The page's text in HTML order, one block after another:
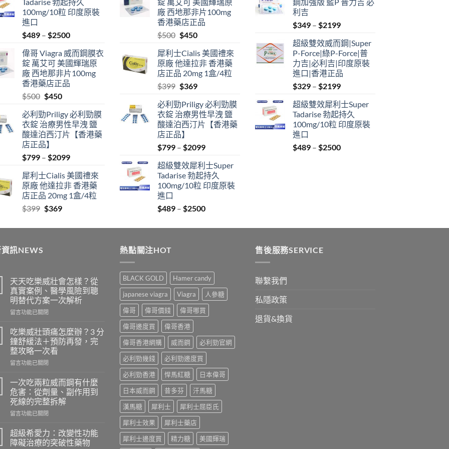
100mg/10粒 印度原裝
進口
$489 – $2500Price
$489
through
$2500
偉哥 Viagra 威而鋼膜衣
錠 萬艾可 美國輝瑞原
廠 西地那非片100mg
香港藥店正品
$500 Original
was:
$500.
$450Current
is:
$450.
必利勁Priligy 必利勁膜
衣錠 治療男性早洩 鹽
酸達泊西汀片【香港藥
店正品】
$799 – $2099Price
$799
through
$2099
犀利士Cialis 美國禮來
原廠 他達拉非 香港藥
店正品 20mg 1盒/4粒
$399 Original
was:
$369Current
is:
廠 西地那非片100mg
香港藥店正品
$500 Original
was:
$500.
$450Current
is:
$450.
犀利士Cialis 美國禮來
原廠 他達拉非 香港藥
店正品 20mg 1盒/4粒
$399 Original
was:
$399.
$369Current
is:
$369.
必利勁Priligy 必利勁膜
衣錠 治療男性早洩 鹽
酸達泊西汀片【香港藥
店正品】
$799 – $2099Price
$799
through
$2099
超級雙效犀利士Super
Tadarise 勃起持久
100mg/10粒 印度原裝
進口
$489 – $2500Price
$489
利吉
$349 – $2199Price
$349
through
$2199
超級雙效威而鋼|Super
P-Force|綠P-Force|普
力吉|必利吉|印度原裝
進口|香港正品
$329 – $2199Price
$329
through
$2199
超級雙效犀利士Super
Tadarise 勃起持久
100mg/10粒 印度原裝
進口
$489 – $2500Price
訊NEWS
天天吃樂威壯會怎樣？從
真實案例、醫學風險到聰
明替代方案一次解析
在
天
吃
樂
威
壯
樣？
從
真
實
例、
醫
學
留言功能已關閉
吃樂威壯頭痛怎麼辦？3 分
鐘舒緩法＋預防再發，完
整攻略一次看
在
威
壯
頭
痛
麼
辦？
3
留言功能已關閉
一次吃兩粒威而鋼有什麼
危害：從劑量、副作用到
死線的完整拆解
在
次
吃
兩
留言功能已關閉
超級希愛力：改變性功能
障礙治療的突破性藥物
熱點關注HOT
BLACK GOLD
Hamer candy
japanese viagra
Viagra
人參糖
偉哥
偉哥價錢
偉哥哪買
偉哥邊度買
偉哥香港
偉哥香港網購
威而鋼
必利勁官網
必利勁幾錢
必利勁邊度買
必利勁香港
悍馬紅糖
日本偉哥
日本威而鋼
昔多芬
汗馬糖
漢馬糖
犀利士
犀利士屈臣氏
犀利士效果
犀利士藥店
犀利士邊度買
精力糖 美國輝瑞
售後服務SERVICE
聯繫我們
私隱政策
退貨&換貨